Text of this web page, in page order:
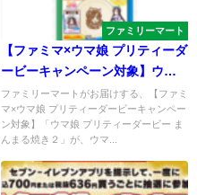
ファミリーマート
【ファミマ×ウマ娘 プリティーダ
ービーキャンペーン対象】ウマ
娘 プリティーダービー まんま
る焼き２
ファミリーマートがお届けする、【ファミ
マ×ウマ娘 プリティーダービーキャンペー
ン対象】「ウマ娘 プリティーダービー ま
んまる焼き２」が、ウマ...